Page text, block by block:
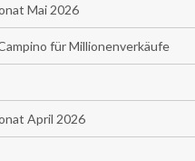
Mai 2026
für Millionenverkäufe
April 2026